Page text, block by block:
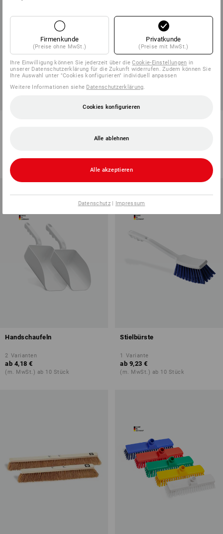
(m. MwSt.)
Handschaufeln
2 Varianten
ab 4,18 €
(m. MwSt.) ab 10 Stück
Stielbürste
1 Variante
ab 9,23 €
(m. MwSt.) ab 10 Stück
Firmenkunde
(Preise ohne MwSt.)
Privatkunde
(Preise mit MwSt.)
Ihre Einwilligung können Sie jederzeit über dieCookie-Einstellungen in
unserer Datenschutzerklärung für die Zukunft widerrufen. Zudem können Sie
Ihre Auswahl unter "Cookies konfigurieren" individuell anpassen
Weitere Informationen siehe Datenschutzerklärung
Cookies konfigurieren
Alle ablehnen
Alle akzeptieren
Datenschutz| Impressum